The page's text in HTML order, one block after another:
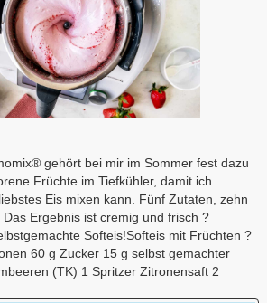
gehört bei mir im Sommer fest dazu
Früchte im Tiefkühler, damit ich
Eis mixen kann. Fünf Zutaten, zehn
Ergebnis ist cremig und frisch ?
Softeis!Softeis mit Früchten ?
60 g Zucker 15 g selbst gemachter
(TK) 1 Spritzer Zitronensaft 2